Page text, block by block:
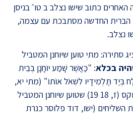
האחרים כתוב שישו נצלב ב טו' בניסן
הברית החדשה מסתבכת עם עצמה,
נצלב.
סתירה: מתי טוען שיוחנן המטביל
בכלא: "כַּאֲשֶׁר שָׁמַע יוֹחָנָן בְּבֵית
בְּיַד תַּלְמִידָיו לִשְׁאֹל אוֹתוֹ" (מתי יא,
(ישו, דוד פלוסר כנרת